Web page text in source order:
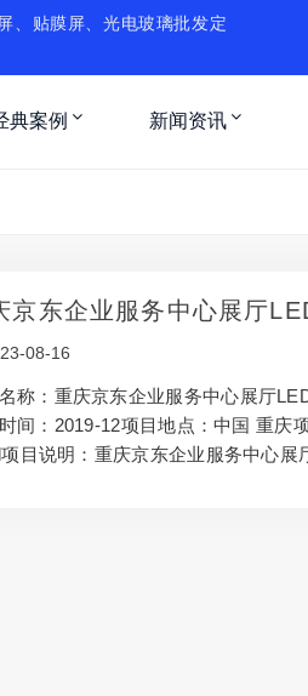
、贴膜屏、光电玻璃批发定
典案例 新闻资讯
京东企业服务中心展厅
08-16
称：重庆京东企业服务中心展厅
间：2019-12项目地点：中国 重庆
目说明：重庆京东企业服务中心展